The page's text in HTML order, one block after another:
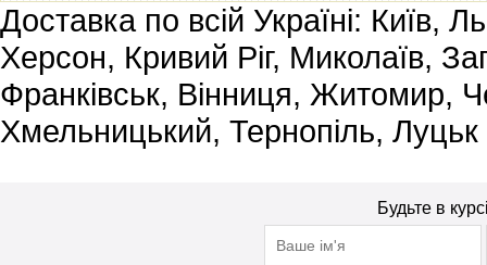
Доставка по всій Україні: Київ,
Херсон, Кривий Ріг, Миколаїв,
Франківськ, Вінниця, Житомир,
Хмельницький, Тернопіль, Луцьк
Будьте в